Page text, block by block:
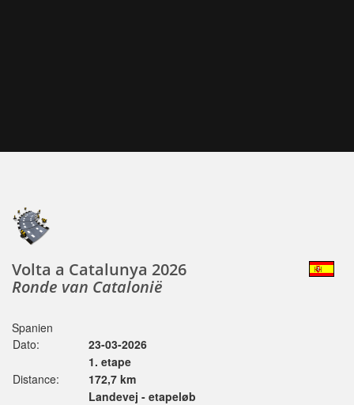
Volta a Catalunya 2026
Ronde van Catalonië
Spanien
Dato:
23-03-2026
1. etape
Distance:
172,7 km
Landevej - etapeløb